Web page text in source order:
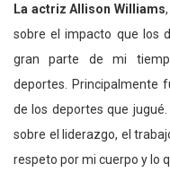
La actriz Allison Williams
sobre el impacto que los
gran parte de mi
deportes. Principalmente
de los deportes que
sobre el liderazgo, el
respeto por mi cuerpo y lo